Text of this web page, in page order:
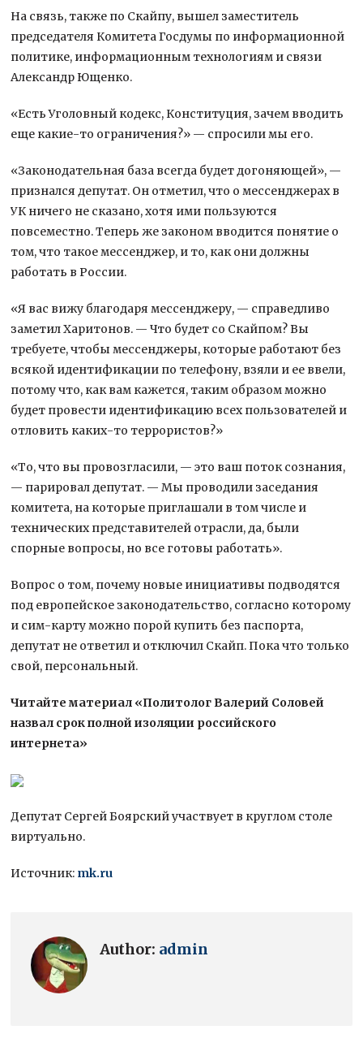
На связь, также по Скайпу, вышел заместитель
председателя Комитета Госдумы по информационной
политике, информационным технологиям и связи
Александр Ющенко.
«Есть Уголовный кодекс, Конституция, зачем вводить
еще какие-то ограничения?» — спросили мы его.
«Законодательная база всегда будет догоняющей», —
признался депутат. Он отметил, что о мессенджерах в
УК ничего не сказано, хотя ими пользуются
повсеместно. Теперь же законом вводится понятие о
том, что такое мессенджер, и то, как они должны
работать в России.
«Я вас вижу благодаря мессенджеру, — справедливо
заметил Харитонов. — Что будет со Скайпом? Вы
требуете, чтобы мессенджеры, которые работают без
всякой идентификации по телефону, взяли и ее ввели,
потому что, как вам кажется, таким образом можно
будет провести идентификацию всех пользователей и
отловить каких-то террористов?»
«То, что вы провозгласили, — это ваш поток сознания,
— парировал депутат. — Мы проводили заседания
комитета, на которые приглашали в том числе и
технических представителей отрасли, да, были
спорные вопросы, но все готовы работать».
Вопрос о том, почему новые инициативы подводятся
под европейское законодательство, согласно которому
и сим-карту можно порой купить без паспорта,
депутат не ответил и отключил Скайп. Пока что только
свой, персональный.
Читайте материал «Политолог Валерий Соловей
назвал срок полной изоляции российского
интернета»
Депутат Сергей Боярский участвует в круглом столе
виртуально.
Источник: mk.ru
Author: admin